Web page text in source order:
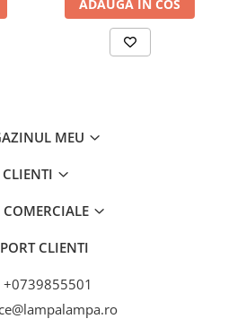
ADAUGA IN COS
MEU
CLIENTI
COMERCIALE
CLIENTI
+0739855501